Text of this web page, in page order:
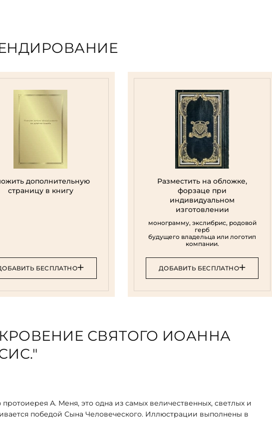
дополнительную
страницу в книгу
БЕСПЛАТНО
Разместить на обложке,
форзаце при
индивидуальном
изготовлении
монограмму, экслибрис, родовой
герб
будущего владельца или логотип
компании.
ДОБАВИТЬ БЕСПЛАТНО
СВЯТОГО ИОАННА
А. Меня, это одна из самых величественных, светлых и
победой Сына Человеческого. Иллюстрации выполнены в